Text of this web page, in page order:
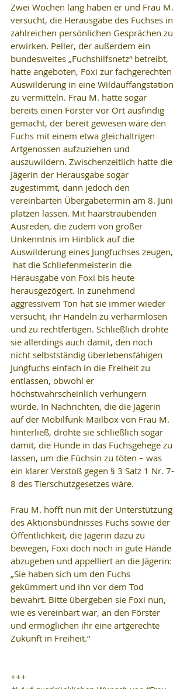
Zwei Wochen lang haben er und Frau M.
versucht, die Herausgabe des Fuchses in
zahlreichen persönlichen Gesprächen zu
erwirken. Peller, der außerdem ein
bundesweites „Fuchshilfsnetz“ betreibt,
hatte angeboten, Foxi zur fachgerechten
Auswilderung in eine Wildauffangstation
zu vermitteln. Frau M. hatte sogar
bereits einen Förster vor Ort ausfindig
gemacht, der bereit gewesen wäre den
Fuchs mit einem etwa gleichaltrigen
Artgenossen aufzuziehen und
auszuwildern. Zwischenzeitlich hatte die
Jägerin der Herausgabe sogar
zugestimmt, dann jedoch den
vereinbarten Übergabetermin am 8. Juni
platzen lassen. Mit haarsträubenden
Ausreden, die zudem von großer
Unkenntnis im Hinblick auf die
Auswilderung eines Jungfuchses zeugen,
hat die Schliefenmeisterin die
Herausgabe von Foxi bis heute
herausgezögert. In zunehmend
aggressivem Ton hat sie immer wieder
versucht, ihr Handeln zu verharmlosen
und zu rechtfertigen. Schließlich drohte
sie allerdings auch damit, den noch
nicht selbstständig überlebensfähigen
Jungfuchs einfach in die Freiheit zu
entlassen, obwohl er
höchstwahrscheinlich verhungern
würde. In Nachrichten, die die Jägerin
auf der Mobilfunk-Mailbox von Frau M.
hinterließ, drohte sie schließlich sogar
damit, die Hunde in das Fuchsgehege zu
lassen, um die Füchsin zu töten – was
ein klarer Verstoß gegen § 3 Satz 1 Nr. 7-
8 des Tierschutzgesetzes wäre.
Frau M. hofft nun mit der Unterstützung
des Aktionsbündnisses Fuchs sowie der
Öffentlichkeit, die Jägerin dazu zu
bewegen, Foxi doch noch in gute Hände
abzugeben und appelliert an die Jägerin:
„Sie haben sich um den Fuchs
gekümmert und ihn vor dem Tod
bewahrt. Bitte übergeben sie Foxi nun,
wie es vereinbart war, an den Förster
und ermöglichen ihr eine artgerechte
Zukunft in Freiheit.“
+++